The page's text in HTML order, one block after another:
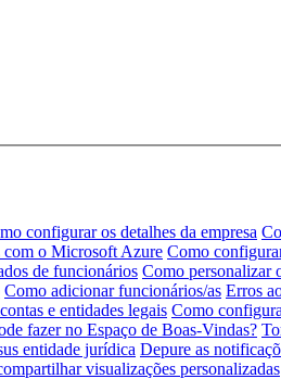
configurar os detalhes da empresa
o Microsoft Azure Como
de funcionários Como personalizar
Como adicionar funcionários/as Erros
e entidades legais Como
fazer no Espaço de Boas-Vindas?
entidade jurídica Depure as
visualizações personalizadas